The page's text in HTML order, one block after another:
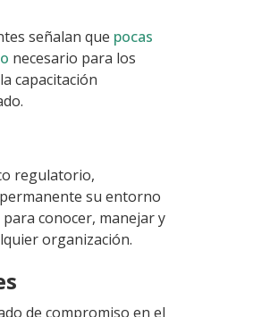
señalan que pocas
necesario para los
capacitación
regulatorio,
su entorno
conocer, manejar y
organización.
de compromiso en el